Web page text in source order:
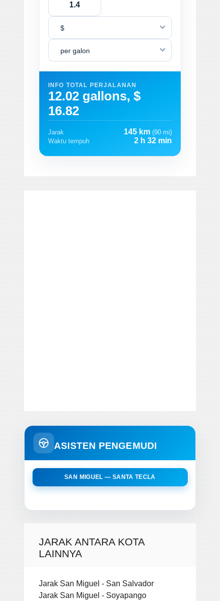
$
per galon
INFO TOTAL PERJALANAN
12.02 gallons, $
16.82
Jarak 145 km (90 mi)
Waktu tempuh
2 h 32 min
ASISTEN PENGEMUDI
SAN MIGUEL — SANTA TECLA
JARAK ANTARA KOTA
LAINNYA
Jarak San Miguel - San Salvador
Jarak San Miguel - Soyapango